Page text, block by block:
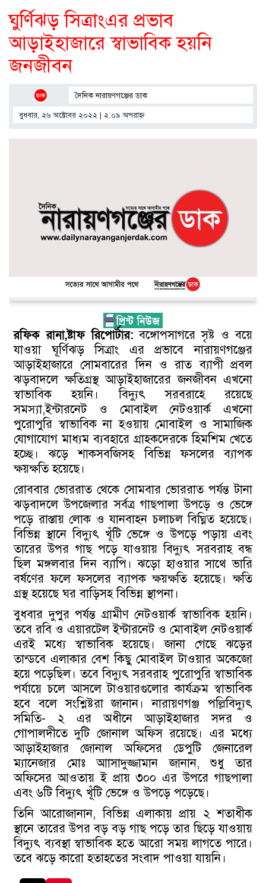
ঘুর্ণিঝড় সিত্রাংএর প্রভাব
আড়াইহাজারে স্বাভাবিক হয়নি
জনজীবন
দৈনিক নারায়ণগঞ্জের ডাক
বুধবার, ২৬ অক্টোবর ২০২২ | ২:০৯ অপরাহ্ণ
রফিক রানা,ষ্টাফ রিপোর্টার: বঙ্গোপসাগরে সৃষ্ট ও বয়ে
যাওয়া ঘূর্ণিঝড় সিত্রাং এর প্রভাবে নারায়ণগঞ্জের
আড়াইহাজারে সোমবারের দিন ও রাত ব্যাপী প্রবল
ঝড়বাদলে ক্ষতিগ্রস্থ আড়াইহাজারের জনজীবন এখনো
স্বাভাবিক হয়নি। বিদ্যুৎ সরবরাহে রয়েছে
সমস্যা,ইন্টারনেট ও মোবাইল নেটওয়ার্ক এখনো
পুরোপুরি স্বাভাবিক না হওয়ায় মোবাইল ও সামাজিক
যোগাযোগ মাধ্যম ব্যবহারে গ্রাহকদেরকে হিমশিম খেতে
হচ্ছে। ঝড়ে শাকসবজিসহ বিভিন্ন ফসলের ব্যাপক
ক্ষয়ক্ষতি হয়েছে।
রোববার ভোররাত থেকে সোমবার ভোররাত পর্যন্ত টানা
ঝড়বাদলে উপজেলার সর্বত্র গাছপালা উপড়ে ও ভেঙ্গে
পড়ে রাস্তায় লোক ও যানবাহন চলাচল বিঘ্নিত হয়েছে।
বিভিন্ন স্থানে বিদ্যুৎ খূঁটি ভেঙ্গে ও উপড়ে পড়ায় এবং
তারের উপর গাছ পড়ে যাওয়ায় বিদ্যুৎ সরবরাহ বন্ধ
ছিল মঙ্গলবার দিন ব্যাপি। ঝড়ো হাওয়ার সাথে ভারি
বর্ষণের ফলে ফসলের ব্যাপক ক্ষয়ক্ষতি হয়েছে। ক্ষতি
গ্রস্থ হয়েছে ঘর বাড়িসহ বিভিন্ন স্থাপনা।
বুধবার দুপুর পর্যন্ত গ্রামীণ নেটওয়ার্ক স্বাভাবিক হয়নি।
তবে রবি ও এয়ারটেল ইন্টারনেট ও মোবাইল নেটওয়ার্ক
এরই মধ্যে স্বাভাবিক হয়েছে। জানা গেছে ঝড়ের
তান্ডবে এলাকার বেশ কিছু মোবাইল টাওয়ার অকেজো
হয়ে পড়েছিল। তবে বিদ্যুৎ সরবরাহ পুরোপুরি স্বাভাবিক
পর্যায়ে চলে আসলে টাওয়ারগুলোর কার্যক্রম স্বাভাবিক
হবে বলে সংশ্লিষ্টরা জানান। নারায়ণগঞ্জ পল্লিবিদ্যুৎ
সমিতি- ২ এর অধীনে আড়াইহাজার সদর ও
গোপালদীতে দুটি জোনাল অফিস রয়েছে। এর মধ্যে
আড়াইহাজার জোনাল অফিসের ডেপুটি জেনারেল
ম্যানেজার মোঃ আাসাদুজ্জামান জানান, শুধু তার
অফিসের আওতায় ই প্রায় ৩০০ এর উপরে গাছপালা
এবং ৬টি বিদ্যুৎ খূঁটি ভেঙ্গে ও উপড়ে পড়েছে।
তিনি আরোজানান, বিভিন্ন এলাকায় প্রায় ২ শতাধীক
স্থানে তারের উপর বড় বড় গাছ পড়ে তার ছিড়ে যাওয়ায়
বিদ্যুৎ ব্যবস্থা স্বাভাবিক হতে আরো সময় লাগতে পারে।
তবে ঝড়ে কারো হতাহতের সংবাদ পাওয়া যায়নি।